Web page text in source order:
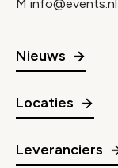
M info@events.nl
Nieuws
Locaties
Leveranciers